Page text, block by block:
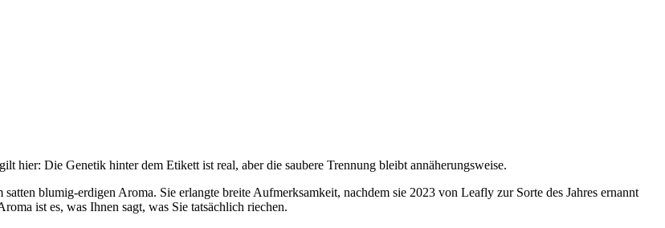
hier: Die Genetik hinter dem Etikett ist real, aber die saubere Trennung bleibt annäherungsweise.
blumig-erdigen Aroma. Sie erlangte breite Aufmerksamkeit, nachdem sie 2023 von Leafly zur Sorte des Jahres ernannt
ist es, was Ihnen sagt, was Sie tatsächlich riechen.